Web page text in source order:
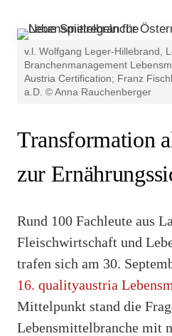
v.l. Wolfgang Leger-Hillebrand,
Branchenmanagement
Austria Certification; Franz
a.D. © Anna Rauchenberger
Transformation
zur
Rund 100 Fachleute aus
Fleischwirtschaft und
trafen sich am 30.
16. qualityaustria
Mittelpunkt stand die
Lebensmittelbranche mit